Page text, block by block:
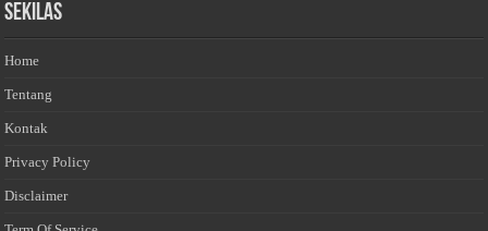
Sekilas
Home
Tentang
Kontak
Privacy Policy
Disclaimer